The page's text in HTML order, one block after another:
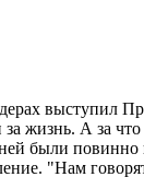
выступил
жизнь. А за
были
"Нам